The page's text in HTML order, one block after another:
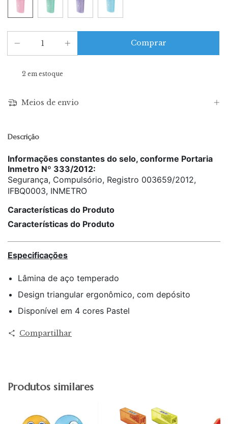
2 em estoque
Meios de envio
Descrição
Informações constantes do selo, conforme Portaria
Inmetro Nº 333/2012:
Segurança, Compulsório, Registro 003659/2012,
IFBQ0003, INMETRO
Características do Produto
Características do Produto
Especificações
Lâmina de aço temperado
Design triangular ergonômico, com depósito
Disponível em 4 cores Pastel
Compartilhar
Produtos similares